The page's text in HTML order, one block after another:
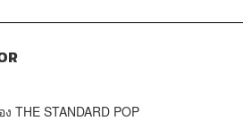
THE STANDARD POP